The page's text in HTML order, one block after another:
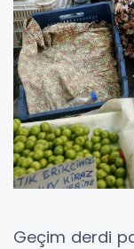
Geçim derdi